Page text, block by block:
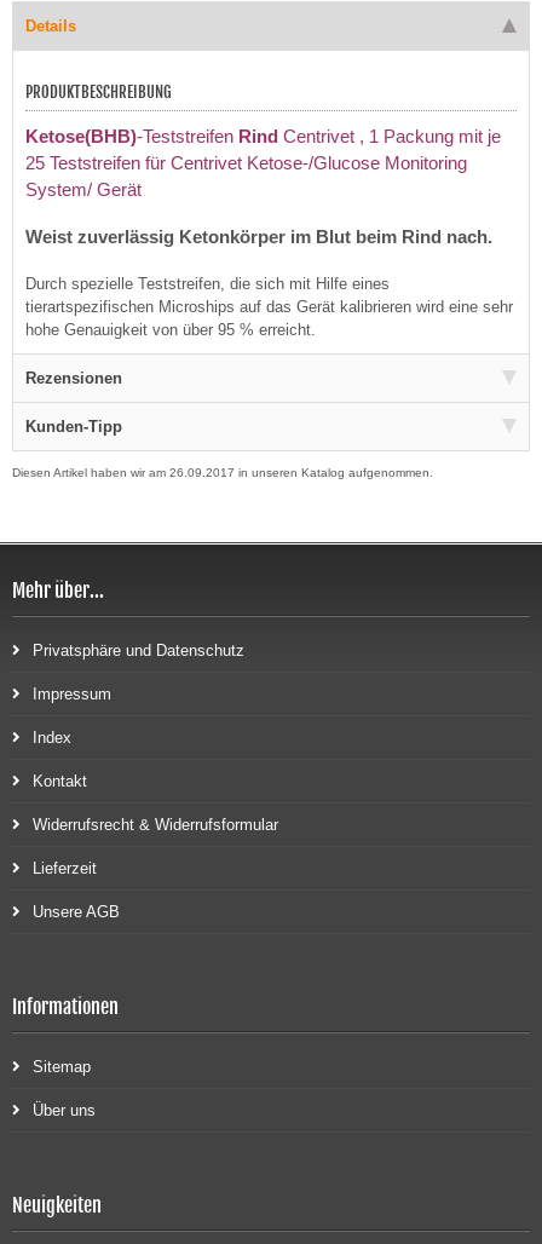
Details
PRODUKTBESCHREIBUNG
Ketose(BHB)-Teststreifen Rind Centrivet , 1 Packung mit je
25 Teststreifen für Centrivet Ketose-/Glucose Monitoring
System/ Gerät
Weist zuverlässig Ketonkörper im Blut beim Rind nach.
Durch spezielle Teststreifen, die sich mit Hilfe eines
tierartspezifischen Microships auf das Gerät kalibrieren wird eine sehr
hohe Genauigkeit von über 95 % erreicht.
Rezensionen
Kunden-Tipp
Diesen Artikel haben wir am 26.09.2017 in unseren Katalog aufgenommen.
Mehr über...
Privatsphäre und Datenschutz
Impressum
Index
Kontakt
Widerrufsrecht & Widerrufsformular
Lieferzeit
Unsere AGB
Informationen
Sitemap
Über uns
Neuigkeiten